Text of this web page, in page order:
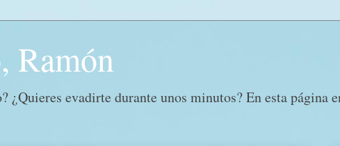
Ramón
¿Quieres evadirte durante unos minutos? En esta página